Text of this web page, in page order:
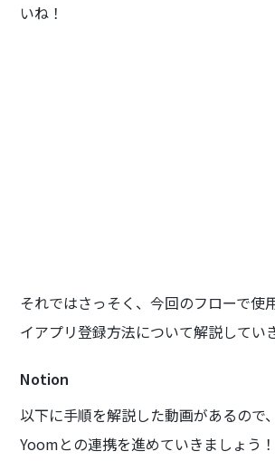
いね！
それではさっそく、今回のフローで使
イアプリ登録方法について解説してい
Notion
以下に手順を解説した動画があるので
Yoomとの連携を進めていきましょう！